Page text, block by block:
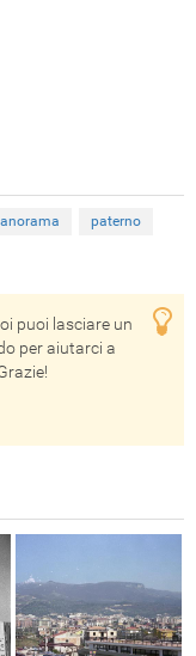
paterno
puoi lasciare un
per aiutarci a